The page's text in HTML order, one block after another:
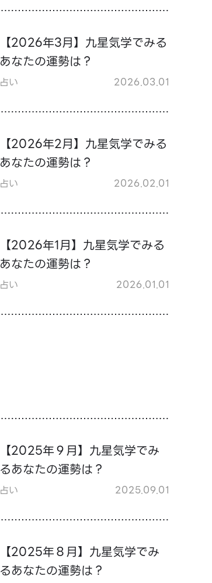
【2026年3月】九星気学でみる
あなたの運勢は？
占い 2026.03.01
【2026年2月】九星気学でみる
あなたの運勢は？
占い 2026.02.01
【2026年1月】九星気学でみる
あなたの運勢は？
占い 2026.01.01
【2025年９月】九星気学でみ
るあなたの運勢は？
占い 2025.09.01
【2025年８月】九星気学でみ
るあなたの運勢は？